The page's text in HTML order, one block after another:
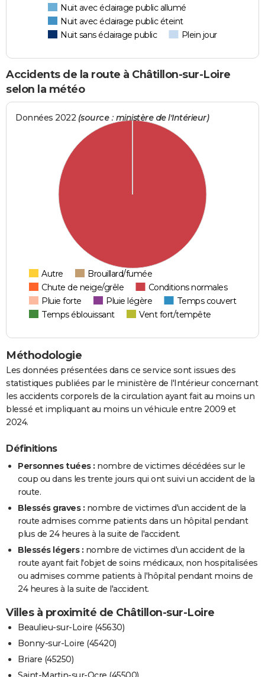
Nuit avec éclairage public allumé
Nuit avec éclairage public éteint
Nuit sans éclairage public
Plein jour
Accidents de la route à Châtillon-sur-Loire
selon la météo
Données 2022 (source : ministère de l'Intérieur)
Autre
Brouillard/fumée
Chute de neige/grêle
Conditions normales
Pluie forte
Pluie légère
Temps couvert
Temps éblouissant
Vent fort/tempête
Méthodologie
Les données présentées dans ce service sont issues des
statistiques publiées par le ministère de l'Intérieur concernant
les accidents corporels de la circulation ayant fait au moins un
blessé et impliquant au moins un véhicule entre 2009 et
2024.
Définitions
Personnes tuées : nombre de victimes décédées sur le
coup ou dans les trente jours qui ont suivi un accident de la
route.
Blessés graves : nombre de victimes d'un accident de la
route admises comme patients dans un hôpital pendant
plus de 24 heures à la suite de l'accident.
Blessés légers : nombre de victimes d'un accident de la
route ayant fait l'objet de soins médicaux, non hospitalisées
ou admises comme patients à l'hôpital pendant moins de
24 heures à la suite de l'accident.
Villes à proximité de Châtillon-sur-Loire
Beaulieu-sur-Loire (45630)
Bonny-sur-Loire (45420)
Briare (45250)